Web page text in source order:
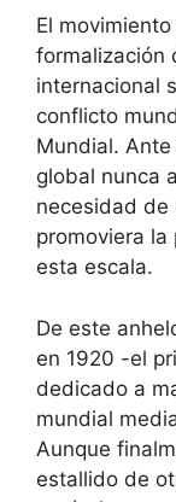
El
formalización
internacional
conflicto
Mundial.
global nunca
necesidad de
promoviera
esta escala.
De este
en 1920 -el
dedicado a
mundial
Aunque
estallido de